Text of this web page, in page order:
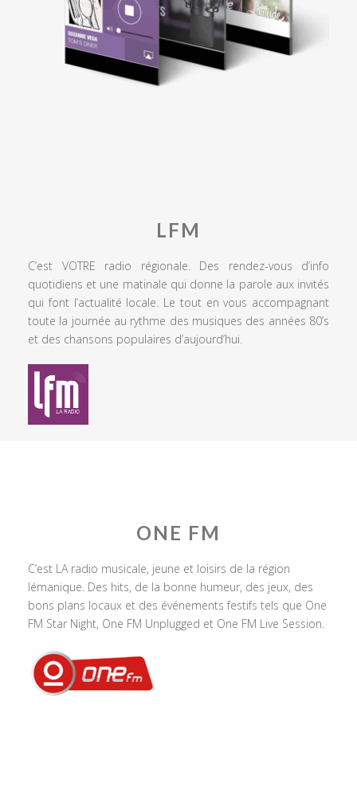
LFM
C’est VOTRE radio régionale. Des rendez-vous d’info
quotidiens et une matinale qui donne la parole aux invités
qui font l’actualité locale. Le tout en vous accompagnant
toute la journée au rythme des musiques des années 80’s
et des chansons populaires d’aujourd’hui.
ONE FM
C’est LA radio musicale, jeune et loisirs de la région
lémanique. Des hits, de la bonne humeur, des jeux, des
bons plans locaux et des événements festifs tels que One
FM Star Night, One FM Unplugged et One FM Live Session.